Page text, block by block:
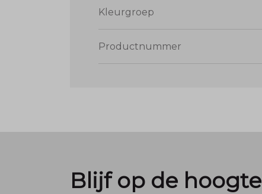
Kleurgroep
Productnummer
Blijf op de hoogte